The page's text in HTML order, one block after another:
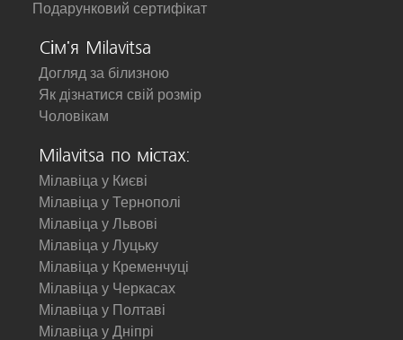
Подарунковий сертифікат
Сім'я Milavitsa
Догляд за білизною
Як дізнатися свій розмір
Чоловікам
Milavitsa по містах:
Мілавіца у Києві
Мілавіца у Тернополі
Мілавіца у Львові
Мілавіца у Луцьку
Мілавіца у Кременчуці
Мілавіца у Черкасах
Мілавіца у Полтаві
Мілавіца у Дніпрі